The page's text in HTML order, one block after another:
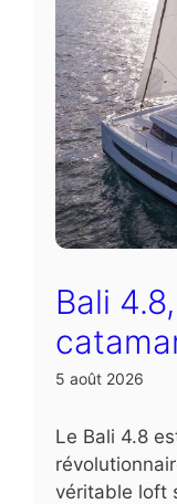
Bali
5 août 2026
Le Bali 4.8
véritable loft